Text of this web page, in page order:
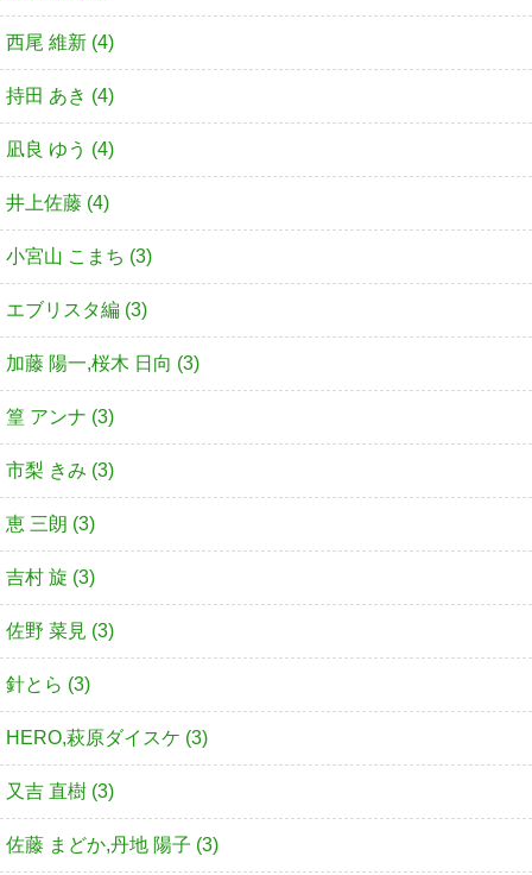
西尾 維新 (4)
持田 あき (4)
凪良 ゆう (4)
井上佐藤 (4)
小宮山 こまち (3)
エブリスタ編 (3)
加藤 陽一,桜木 日向 (3)
篁 アンナ (3)
市梨 きみ (3)
恵 三朗 (3)
吉村 旋 (3)
佐野 菜見 (3)
針とら (3)
HERO,萩原ダイスケ (3)
又吉 直樹 (3)
佐藤 まどか,丹地 陽子 (3)